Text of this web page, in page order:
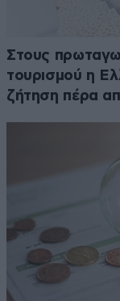
Στους
τουρισμού η
ζήτηση πέρα